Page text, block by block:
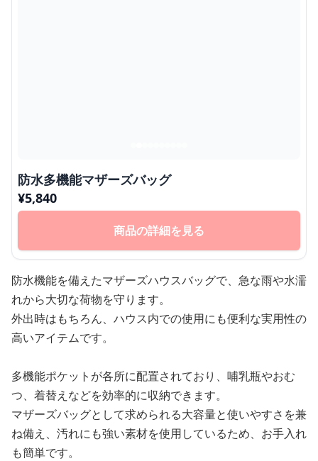
防水多機能マザーズバッグ
¥5,840
商品の詳細を見る
防水機能を備えたマザーズハウスバッグで、急な雨や水濡
れから大切な荷物を守ります。
外出時はもちろん、ハウス内での使用にも便利な実用性の
高いアイテムです。
多機能ポケットが各所に配置されており、哺乳瓶やおむ
つ、着替えなどを効率的に収納できます。
マザーズバッグとして求められる大容量と使いやすさを兼
ね備え、汚れにも強い素材を使用しているため、お手入れ
も簡単です。